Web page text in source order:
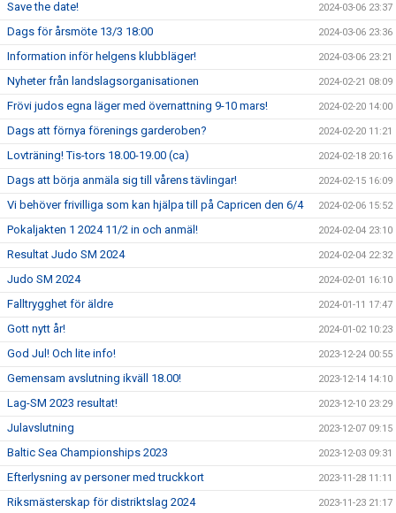
Save the date! 2024-03-06 23:37
Dags för årsmöte 13/3 18:00 2024-03-06 23:36
Information inför helgens klubbläger! 2024-03-06 23:21
Nyheter från landslagsorganisationen 2024-02-21 08:09
Frövi judos egna läger med övernattning 9-10 mars! 2024-02-20 14:00
Dags att förnya förenings garderoben? 2024-02-20 11:21
Lovträning! Tis-tors 18.00-19.00 (ca) 2024-02-18 20:16
Dags att börja anmäla sig till vårens tävlingar! 2024-02-15 16:09
Vi behöver frivilliga som kan hjälpa till på Capricen den 6/4 2024-02-06 15:52
Pokaljakten 1 2024 11/2 in och anmäl! 2024-02-04 23:10
Resultat Judo SM 2024 2024-02-04 22:32
Judo SM 2024 2024-02-01 16:10
Falltrygghet för äldre 2024-01-11 17:47
Gott nytt år! 2024-01-02 10:23
God Jul! Och lite info! 2023-12-24 00:55
Gemensam avslutning ikväll 18.00! 2023-12-14 14:10
Lag-SM 2023 resultat! 2023-12-10 23:29
Julavslutning 2023-12-07 09:15
Baltic Sea Championships 2023 2023-12-03 09:31
Efterlysning av personer med truckkort 2023-11-28 11:11
Riksmästerskap för distriktslag 2024 2023-11-23 21:17